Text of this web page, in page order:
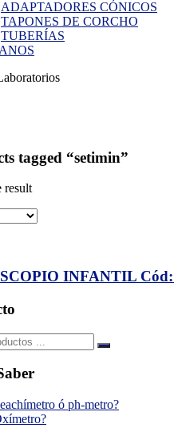
ADAPTADORES CÓNICOS
TAPONES DE CORCHO
TUBERÍAS
tagged “setimin”
result
INFANTIL
ó ph-metro?